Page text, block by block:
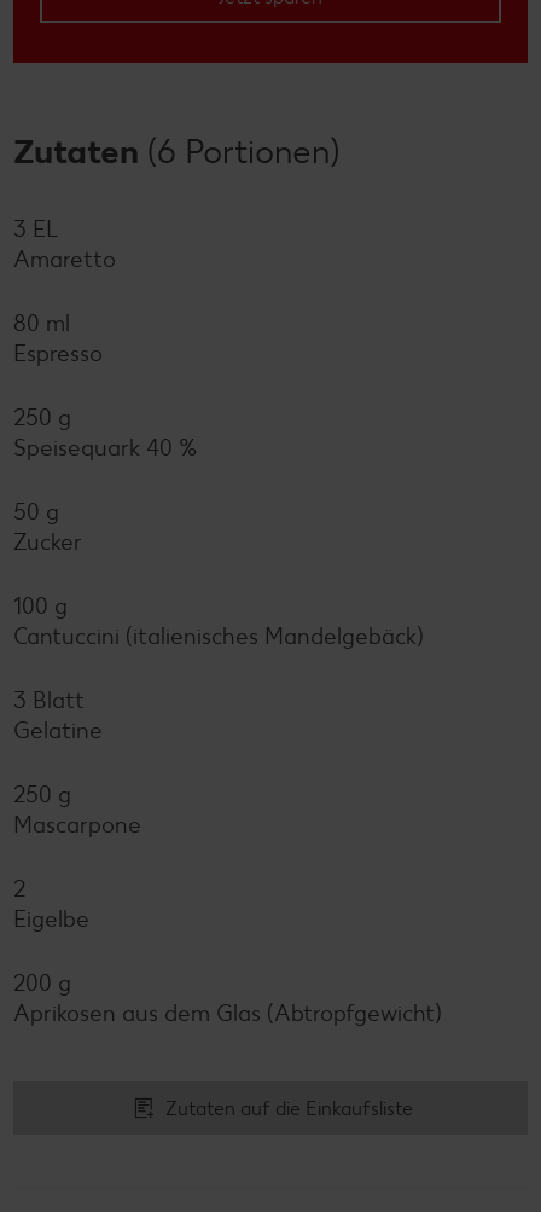
Zutaten (6 Portionen)
3 EL
Amaretto
80 ml
Espresso
250 g
Speisequark 40 %
50 g
Zucker
100 g
Cantuccini (italienisches Mandelgebäck)
3 Blatt
Gelatine
250 g
Mascarpone
2
Eigelbe
200 g
Aprikosen aus dem Glas (Abtropfgewicht)
Zutaten auf die Einkaufsliste